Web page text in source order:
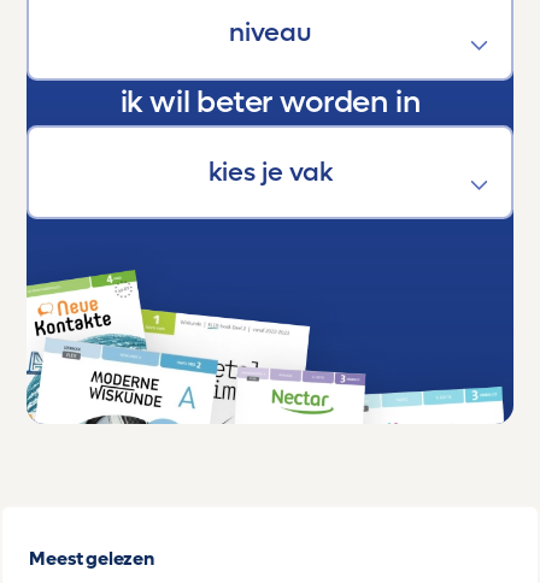
ik wil beter worden in
Meest gelezen